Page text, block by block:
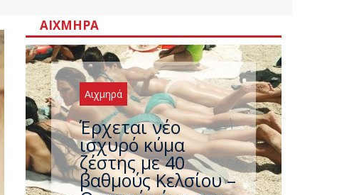
ΑΙΧΜΗΡΆ
Αιχμηρά
Άφαντος ο
Τσίπρας… την ώρα
που η χώρα
καίγεται